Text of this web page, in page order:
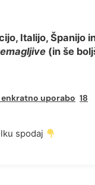
Italijo,
(in še
enkratno uporabo 18000 Puffs za enkratno uporabo Vape
spodaj